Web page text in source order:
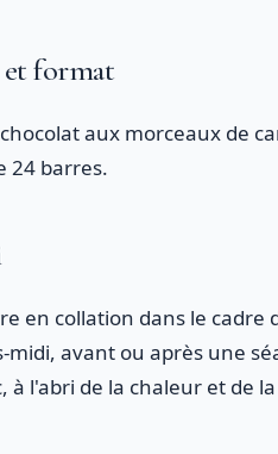
format
aux morceaux de
24 barres.
en collation dans le
avant ou après une
à l'abri de la chaleur et de